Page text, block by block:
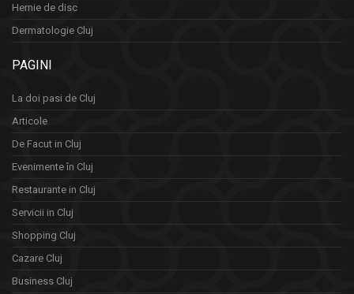
Hernie de disc
Dermatologie Cluj
PAGINI
La doi pasi de Cluj
Articole
De Facut in Cluj
Evenimente în Cluj
Restaurante in Cluj
Servicii in Cluj
Shopping Cluj
Cazare Cluj
Business Cluj